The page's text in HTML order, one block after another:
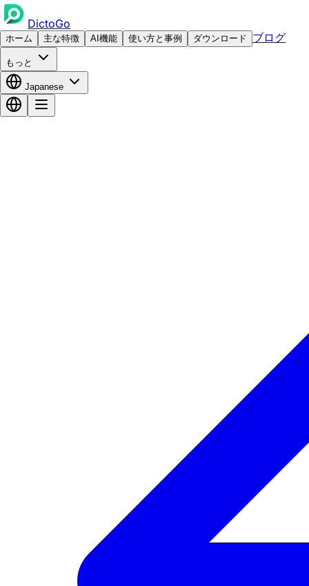
DictoGo
ホーム 主な特徴 AI機能 使い方と事例 ダウンロード ブログ
もっと
Japanese